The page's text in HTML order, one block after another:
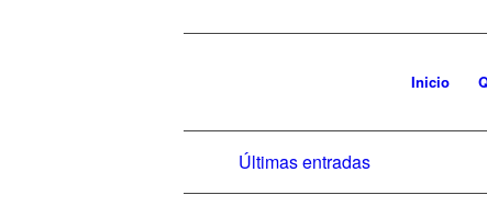
Inicio
Últimas entradas